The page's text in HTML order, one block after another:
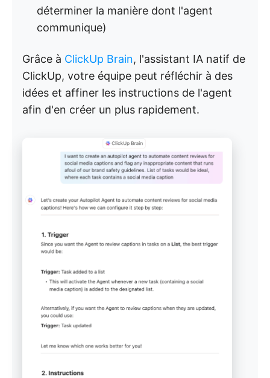
déterminer la manière dont l'agent
communique)
Grâce à ClickUp Brain, l'assistant IA natif de
ClickUp, votre équipe peut réfléchir à des
idées et affiner les instructions de l'agent
afin d'en créer un plus rapidement.